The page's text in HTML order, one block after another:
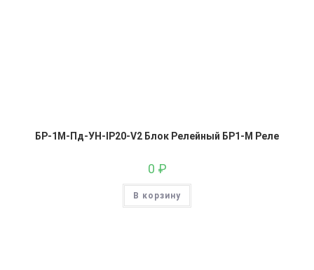
БР-1М-Пд-УН-IP20-V2 Блок Релейный БР1-М Реле
0 ₽
В корзину